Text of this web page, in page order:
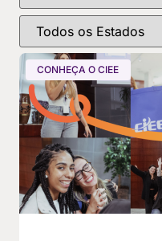
CONHEÇA O CIEE